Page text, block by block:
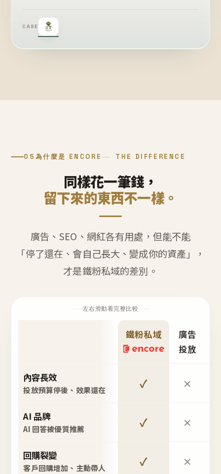
CASE
05 為什麼是 ENCORE THE DIFFERENCE
同樣花一筆錢，
留下來的東西不一樣。
廣告、SEO、網紅各有用處，但能不能
「停了還在、會自己長大、變成你的資產」，
才是鐵粉私域的差別。
左右滑動看完整比較
鐵粉私域
廣告
投放
內容長效
投放預算停後、效果還在 ✓ ✕
AI 品牌
AI 回答被優質推薦 ✓ ✕
回購裂變
客戶回購增加、主動帶人 ✓ ✕